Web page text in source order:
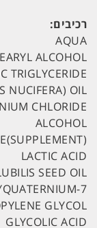
רכיבים:
AQUA
ALCOHOL
TRIGLYCERIDE
NUCIFERA) OIL
CHLORIDE
ALCOHOL
LACTIC ACID
SEED OIL
7
GLYCOL
GLYCOLIC ACID